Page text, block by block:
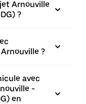
Arnouville
?
?
avec
-
en